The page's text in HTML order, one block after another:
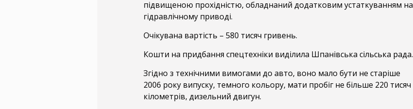
підвищеною прохідністю, обладнаний додатковим устаткуванням на
гідравлічному приводі.
Очікувана вартість – 580 тисяч гривень.
Кошти на придбання спецтехніки виділила Шпанівська сільська рада.
Згідно з технічними вимогами до авто, воно мало бути не старіше
2006 року випуску, темного кольору, мати пробіг не більше 220 тисяч
кілометрів, дизельний двигун.